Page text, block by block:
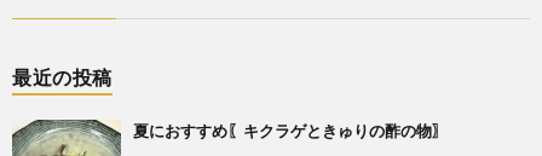
最近の投稿
夏におすすめ〖キクラゲときゅりの酢の物〗